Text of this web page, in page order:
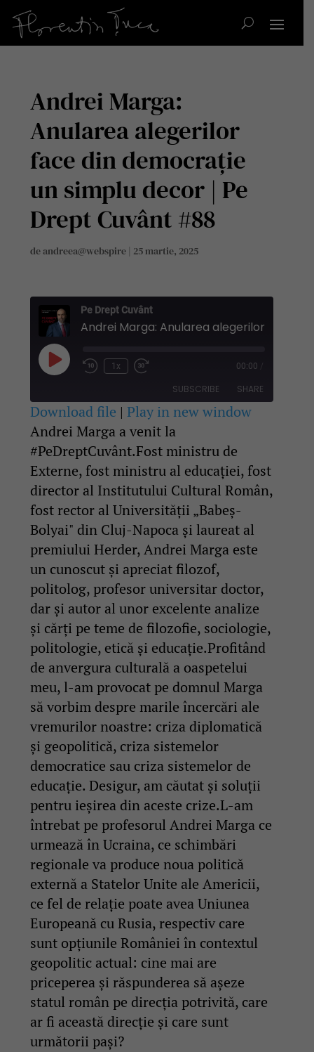
Andrei Marga:
Anularea alegerilor
face din democrație
un simplu decor | Pe
Drept Cuvânt #88
deandreea@webspire | 25 martie, 2025
Pe Drept Cuvânt
Play
Episode
Rewind
1x
Fast
seconds
00:00
SUBSCRIBE SHARE
SHARE
LINK
EMBED
Download file |Play in new window
Andrei Marga a venit la
#PeDreptCuvânt.Fost ministru de
Externe, fost ministru al educației, fost
director al Institutului Cultural Român,
fost rector al Universității „Babeș-
Bolyai" din Cluj-Napoca și laureat al
premiului Herder, Andrei Marga este
un cunoscut și apreciat filozof,
politolog, profesor universitar doctor,
dar și autor al unor excelente analize
și cărți pe teme de filozofie, sociologie,
politologie, etică și educație.Profitând
de anvergura culturală a oaspetelui
meu, l-am provocat pe domnul Marga
să vorbim despre marile încercări ale
vremurilor noastre: criza diplomatică
și geopolitică, criza sistemelor
democratice sau criza sistemelor de
educație. Desigur, am căutat și soluții
pentru ieșirea din aceste crize.L-am
întrebat pe profesorul Andrei Marga ce
urmează în Ucraina, ce schimbări
regionale va produce noua politică
externă a Statelor Unite ale Americii,
ce fel de relație poate avea Uniunea
Europeană cu Rusia, respectiv care
sunt opțiunile României în contextul
geopolitic actual: cine mai are
priceperea și răspunderea să așeze
statul român pe direcția potrivită, care
ar fi această direcție și care sunt
următorii pași?